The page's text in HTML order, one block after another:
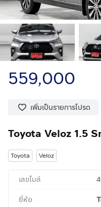
559,000
เพิ่มเป็นรายการโปรด
Toyota Veloz 1.5
Toyota Veloz
เลขไมล์
ยี่ห้อ